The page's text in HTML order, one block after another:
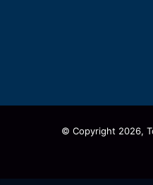
© Copyright 2026,